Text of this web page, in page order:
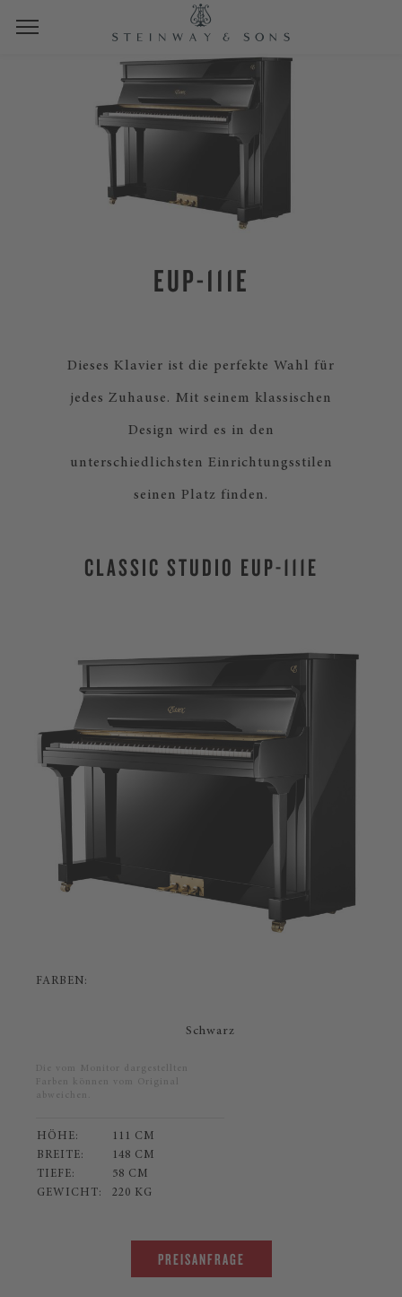
EUP-111E
Dieses Klavier ist die perfekte Wahl für
jedes Zuhause. Mit seinem klassischen
Design wird es in den
unterschiedlichsten Einrichtungsstilen
seinen Platz finden.
CLASSIC STUDIO EUP-111E
FARBEN:
Schwarz
Die vom Monitor dargestellten
Farben können vom Original
abweichen.
HÖHE:
111 CM
BREITE:
148 CM
TIEFE:
58 CM
GEWICHT:
220 KG
PREISANFRAGE